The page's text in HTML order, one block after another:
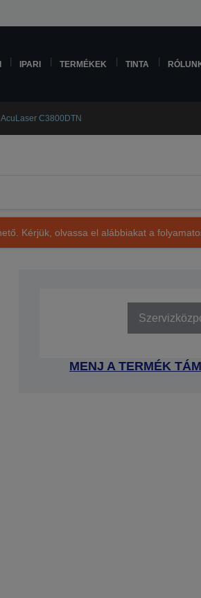
IPARI TERMÉKEK TINTA
AcuLaser C3800DTN
Kérjük, olvassa el alábbiakat a
MENJ A TERMÉK